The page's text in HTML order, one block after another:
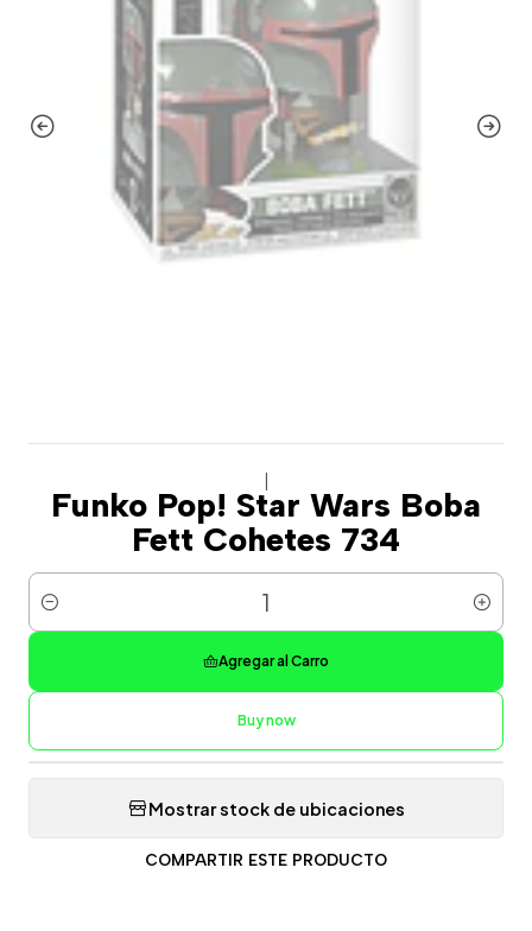
Funko Pop! Star Wars Boba
Fett Cohetes 734
Cantidad
Agregar al Carro
Buy now
Mostrar stock de ubicaciones
COMPARTIR ESTE PRODUCTO